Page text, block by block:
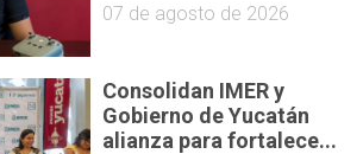
07 de agosto de 2026
Consolidan IMER y
Gobierno de Yucatán
alianza para fortalece...